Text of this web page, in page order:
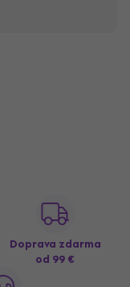
Doprava zdarma
od 99 €